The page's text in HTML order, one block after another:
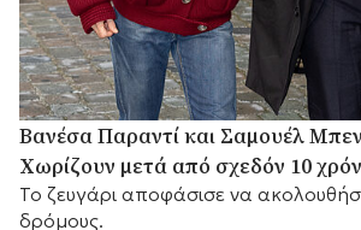
Βανέσα Παραντί και Σαμουέλ
Χωρίζουν μετά από σχεδόν 10
Το ζευγάρι αποφάσισε να
δρόμους.